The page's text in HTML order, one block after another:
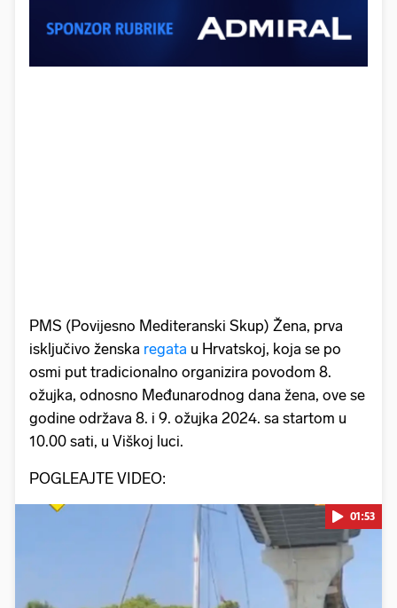
PMS (Povijesno Mediteranski Skup) Žena, prva
isključivo ženska regata u Hrvatskoj, koja se po
osmi put tradicionalno organizira povodom 8.
ožujka, odnosno Međunarodnog dana žena, ove se
godine održava 8. i 9. ožujka 2024. sa startom u
10.00 sati, u Viškoj luci.
POGLEAJTE VIDEO:
01:53